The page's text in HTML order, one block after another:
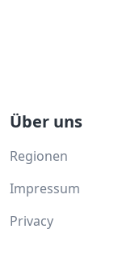
Über uns
Regionen
Impressum
Privacy